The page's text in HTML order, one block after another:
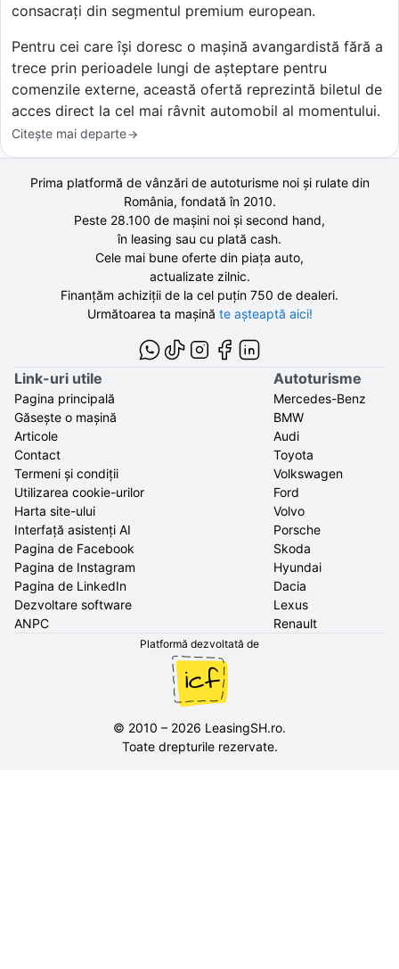
consacrați din segmentul premium european.
Pentru cei care își doresc o mașină avangardistă fără a
trece prin perioadele lungi de așteptare pentru
comenzile externe, această ofertă reprezintă biletul de
acces direct la cel mai râvnit automobil al momentului.
Citește mai departe
Prima platformă de vânzări de autoturisme noi și rulate din
România, fondată în 2010.
Peste 28.100 de mașini noi și second hand,
în leasing sau cu plată cash.
Cele mai bune oferte din piața auto,
actualizate zilnic.
Finanțăm achiziții de la cel puțin 750 de dealeri.
Următoarea ta mașină te așteaptă aici!
Link-uri utile
Pagina principală
Găsește o mașină
Articole
Contact
Termeni și condiții
Utilizarea cookie-urilor
Harta site-ului
Interfață asistenți AI
Pagina de Facebook
Pagina de Instagram
Pagina de LinkedIn
Dezvoltare software
ANPC
Autoturisme
Mercedes-Benz
BMW
Audi
Toyota
Volkswagen
Ford
Volvo
Porsche
Skoda
Hyundai
Dacia
Lexus
Renault
Platformă dezvoltată de
© 2010 – 2026 LeasingSH.ro.
Toate drepturile rezervate.